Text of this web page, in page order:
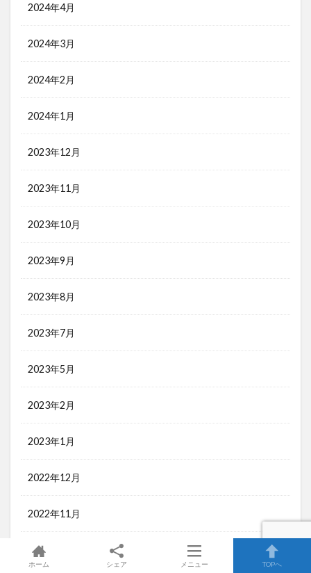
2024年4月
2024年3月
2024年2月
2024年1月
2023年12月
2023年11月
2023年10月
2023年9月
2023年8月
2023年7月
2023年5月
2023年2月
2023年1月
2022年12月
2022年11月
2022年10月
ホーム シェア メニュー TOPへ